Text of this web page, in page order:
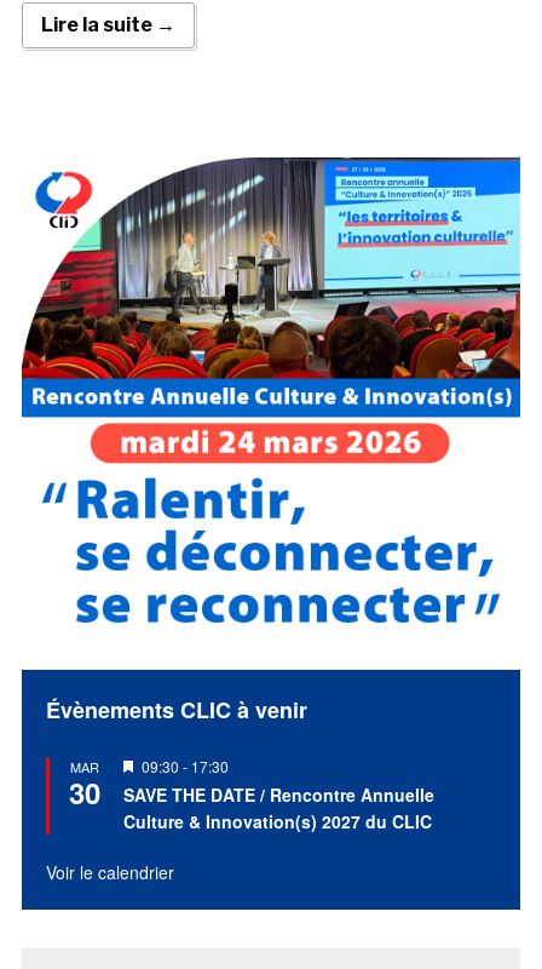
Lire la suite →
Évènements CLIC à venir
MAR
30
Mis
en
avant
09:30 - 17:30
SAVE THE DATE / Rencontre Annuelle
Culture & Innovation(s) 2027 du CLIC
Voir le calendrier